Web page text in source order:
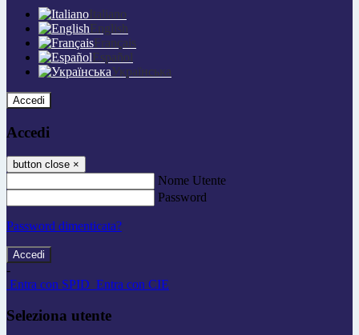
Italiano
English
Français
Español
Українська
Accedi
Accedi
button close ×
Nome Utente
Password
Password dimenticata?
-
Entra con SPID Entra con CIE
Seleziona utente